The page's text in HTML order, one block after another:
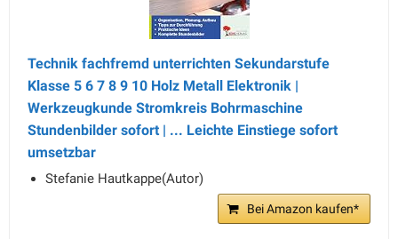
Technik fachfremd unterrichten Sekundarstufe
Klasse 5 6 7 8 9 10 Holz Metall Elektronik |
Werkzeugkunde Stromkreis Bohrmaschine
Stundenbilder sofort | ... Leichte Einstiege sofort
umsetzbar
Stefanie Hautkappe(Autor)
Bei Amazon kaufen*